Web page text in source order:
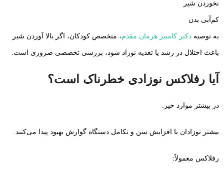
نخوردن شیر
کم‌آبی بدن
به توصیه دکتر کامبیز هرمان مقدم، متخصص کودکان، اگر بالا آوردن شیر
باعث اختلال در رشد یا تغذیه نوزاد شود، بررسی تخصصی ضروری است.
آیا رفلاکس نوزادی خطرناک است؟
در بیشتر موارد خیر.
بیشتر نوزادان با افزایش سن و تکامل دستگاه گوارش بهبود پیدا می‌کنند.
رفلاکس معمولاً: